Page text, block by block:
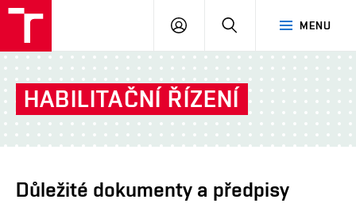
MENU
PŘIHLÁSIT
HABILITAČNÍ ŘÍZENÍ
Důležité dokumenty a předpisy